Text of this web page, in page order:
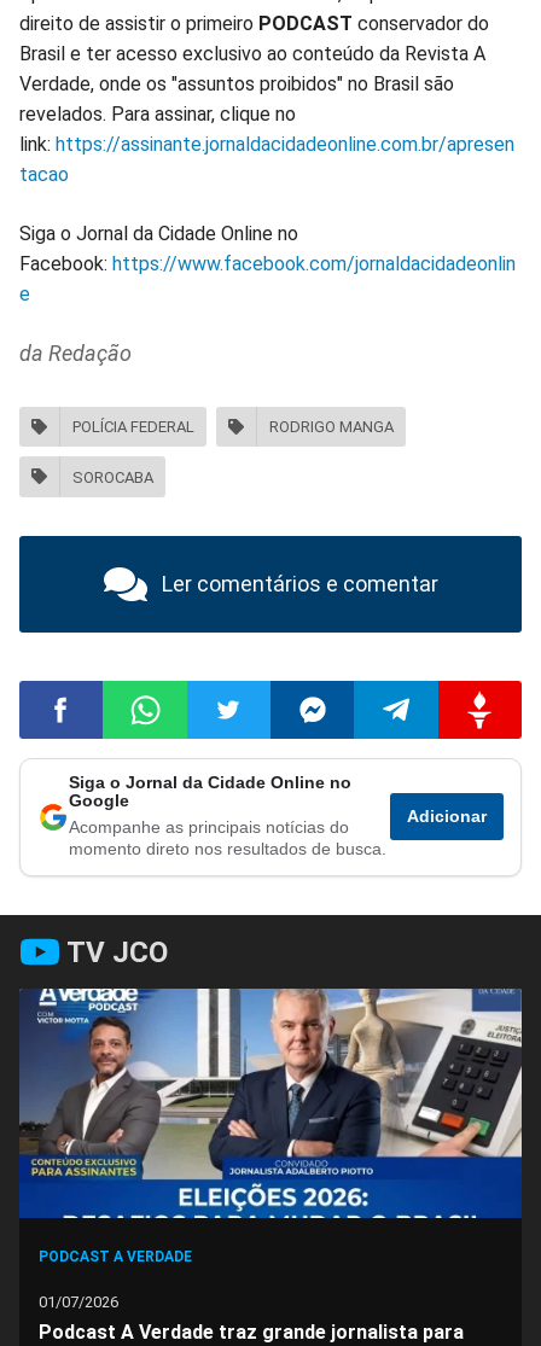
direito de assistir o primeiro PODCAST conservador do
Brasil e ter acesso exclusivo ao conteúdo da Revista A
Verdade, onde os "assuntos proibidos" no Brasil são
revelados. Para assinar, clique no
link: https://assinante.jornaldacidadeonline.com.br/apresen
tacao
Siga o Jornal da Cidade Online no
Facebook: https://www.facebook.com/jornaldacidadeonlin
e
da Redação
POLÍCIA FEDERAL RODRIGO MANGA
SOROCABA
Ler comentários e comentar
Compartilhar
no
Facebook
Compartilhar
no
Whatsapp
Compartilhar
no
Twitter
Compartilhar
no
Messenger
Compartilhar
no
Telegram
no
Gettr
Siga o Jornal da Cidade Online no
Google
Acompanhe as principais notícias do
momento direto nos resultados de busca.
Adicionar
TV JCO
PODCAST A VERDADE
01/07/2026
Podcast A Verdade traz grande jornalista para